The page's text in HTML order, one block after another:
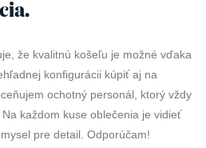
že kvalitnú košeľu je možné vďaka
konfigurácii kúpiť aj na
ochotný personál, ktorý vždy
každom kuse oblečenia je vidieť
pre detail. Odporúčam!